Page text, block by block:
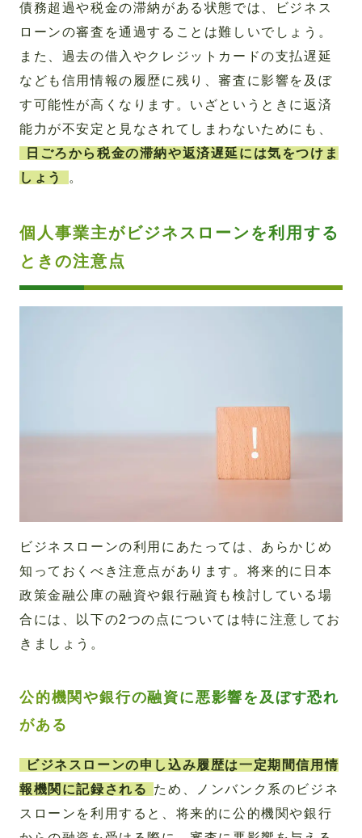
債務超過や税金の滞納がある状態では、ビジネス
ローンの審査を通過することは難しいでしょう。
また、過去の借入やクレジットカードの支払遅延
なども信用情報の履歴に残り、審査に影響を及ぼ
す可能性が高くなります。いざというときに返済
能力が不安定と見なされてしまわないためにも、
日ごろから税金の滞納や返済遅延には気をつけま
しょう
。
個人事業主がビジネスローンを利用する
ときの注意点
ビジネスローンの利用にあたっては、あらかじめ
知っておくべき注意点があります。将来的に日本
政策金融公庫の融資や銀行融資も検討している場
合には、以下の2つの点については特に注意してお
きましょう。
公的機関や銀行の融資に悪影響を及ぼす恐れ
がある
ビジネスローンの申し込み履歴は一定期間信用情
報機関に記録される
ため、ノンバンク系のビジネ
スローンを利用すると、将来的に公的機関や銀行